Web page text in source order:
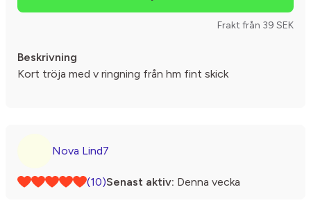
Frakt från 39 SEK
Beskrivning
Kort tröja med v ringning från hm fint skick
Nova Lind7
(10)Senast aktiv: Denna vecka